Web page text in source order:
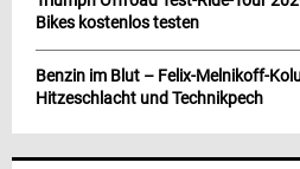
Bikes kostenlos testen
Benzin im Blut – Felix-Melnikoff-
Hitzeschlacht und Technikpech